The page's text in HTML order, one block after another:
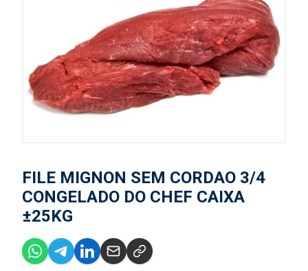
FILE MIGNON SEM CORDAO 3/4
CONGELADO DO CHEF CAIXA
±25KG